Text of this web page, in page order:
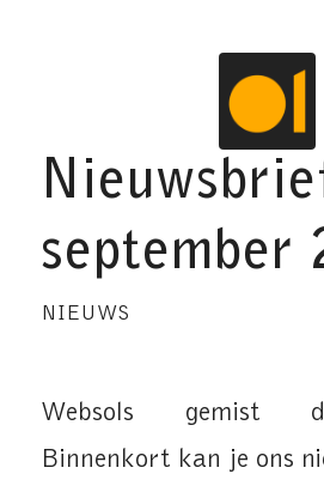
september
NIEUWS
Websols gemist
Binnenkort kan je ons